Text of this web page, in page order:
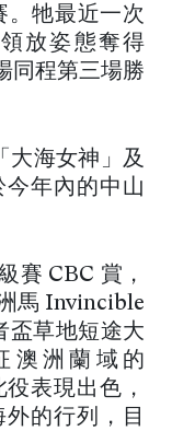
。牠最近一次
放姿態奪得
同程第三場勝
大海女神」及
年內的中山
賽 CBC 賞，
馬 Invincible
盃草地短途大
澳洲蘭域的
表現出色，
外的行列，目